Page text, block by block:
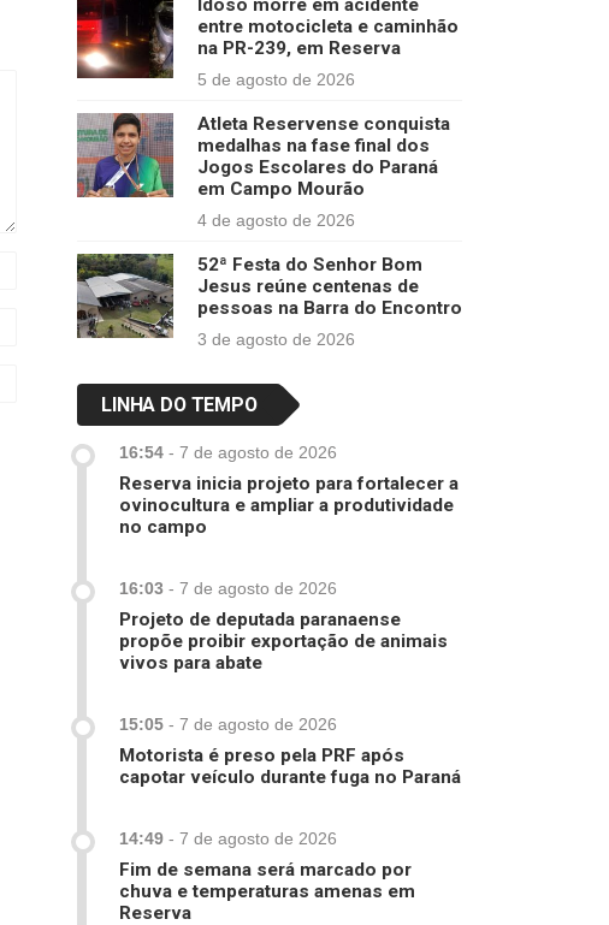
Idoso morre em acidente
entre motocicleta e caminhão
na PR-239, em Reserva
5 de agosto de 2026
Atleta Reservense conquista
medalhas na fase final dos
Jogos Escolares do Paraná
em Campo Mourão
4 de agosto de 2026
52ª Festa do Senhor Bom
Jesus reúne centenas de
pessoas na Barra do Encontro
3 de agosto de 2026
LINHA DO TEMPO
16:54 - 7 de agosto de 2026
Reserva inicia projeto para fortalecer a
ovinocultura e ampliar a produtividade
no campo
16:03 - 7 de agosto de 2026
Projeto de deputada paranaense
propõe proibir exportação de animais
vivos para abate
15:05 - 7 de agosto de 2026
Motorista é preso pela PRF após
capotar veículo durante fuga no Paraná
14:49 - 7 de agosto de 2026
Fim de semana será marcado por
chuva e temperaturas amenas em
Reserva